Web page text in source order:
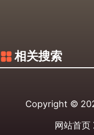
相关搜索
Copyright ©
网站首页